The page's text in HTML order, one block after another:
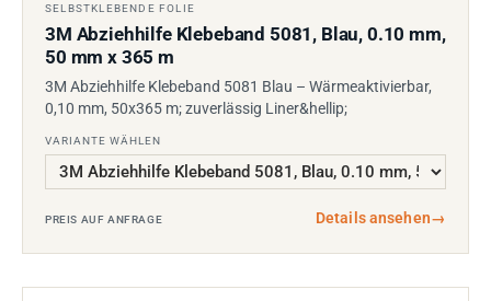
SELBSTKLEBENDE FOLIE
3M Abziehhilfe Klebeband 5081, Blau, 0.10 mm,
50 mm x 365 m
3M Abziehhilfe Klebeband 5081 Blau – Wärmeaktivierbar,
0,10 mm, 50x365 m; zuverlässig Liner&hellip;
VARIANTE WÄHLEN
PREIS AUF ANFRAGE Details ansehen→